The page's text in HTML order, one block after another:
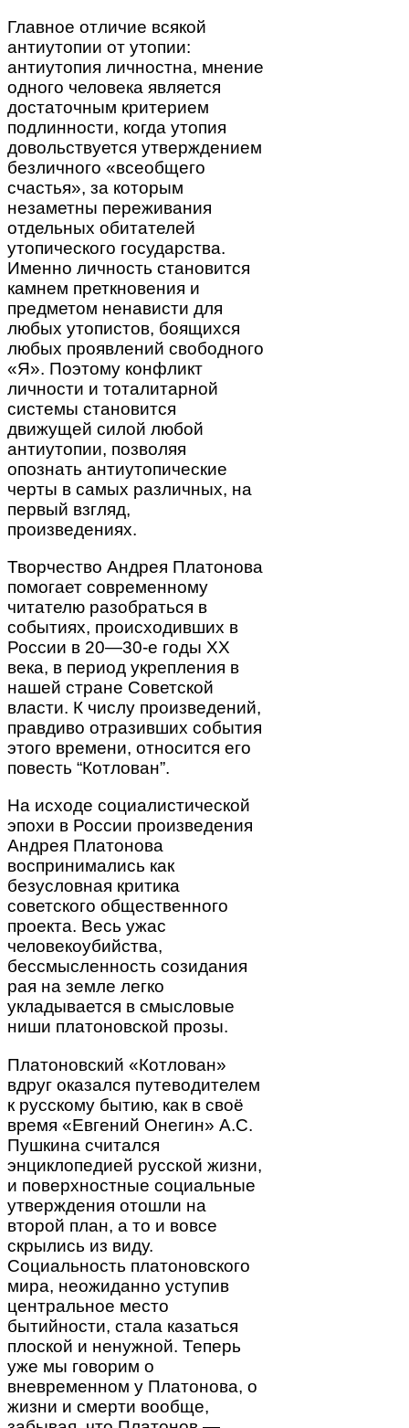
Главное отличие всякой
антиутопии от утопии:
антиутопия личностна, мнение
одного человека является
достаточным критерием
подлинности, когда утопия
довольствуется утверждением
безличного «всеобщего
счастья», за которым
незаметны переживания
отдельных обитателей
утопического государства.
Именно личность становится
камнем преткновения и
предметом ненависти для
любых утопистов, боящихся
любых проявлений свободного
«Я». Поэтому конфликт
личности и тоталитарной
системы становится
движущей силой любой
антиутопии, позволяя
опознать антиутопические
черты в самых различных, на
первый взгляд,
произведениях.
Творчество Андрея Платонова
помогает современному
читателю разобраться в
событиях, происходивших в
России в 20—30-е годы XX
века, в период укрепления в
нашей стране Советской
власти. К числу произведений,
правдиво отразивших события
этого времени, относится его
повесть “Котлован”.
На исходе социалистической
эпохи в России произведения
Андрея Платонова
воспринимались как
безусловная критика
советского общественного
проекта. Весь ужас
человекоубийства,
бессмысленность созидания
рая на земле легко
укладывается в смысловые
ниши платоновской прозы.
Платоновский «Котлован»
вдруг оказался путеводителем
к русскому бытию, как в своё
время «Евгений Онегин» А.С.
Пушкина считался
энциклопедией русской жизни,
и поверхностные социальные
утверждения отошли на
второй план, а то и вовсе
скрылись из виду.
Социальность платоновского
мира, неожиданно уступив
центральное место
бытийности, стала казаться
плоской и ненужной. Теперь
уже мы говорим о
вневременном у Платонова, о
жизни и смерти вообще,